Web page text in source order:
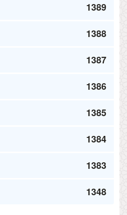
1389
1388
1387
1386
1385
1384
1383
1348